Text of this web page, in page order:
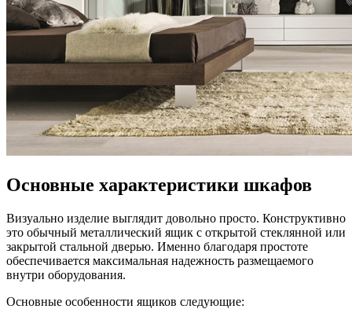
Основные характеристики шкафов
Визуально изделие выглядит довольно просто. Конструктивно
это обычный металлический ящик с открытой стеклянной или
закрытой стальной дверью. Именно благодаря простоте
обеспечивается максимальная надежность размещаемого
внутри оборудования.
Основные особенности ящиков следующие: